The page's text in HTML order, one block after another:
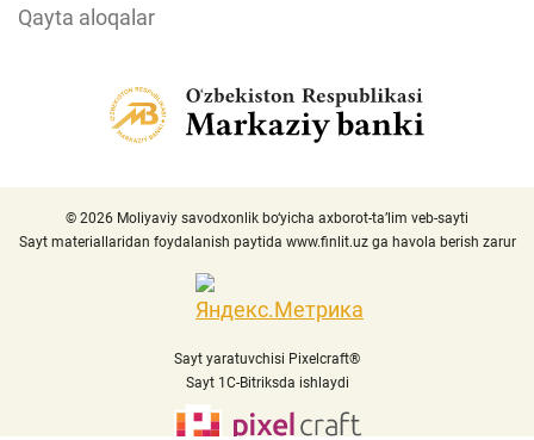
Qayta aloqalar
© 2026 Moliyaviy savodxonlik bo‘yicha axborot-ta’lim veb-sayti
Sayt materiallaridan foydalanish paytida www.finlit.uzga havola berish zarur
Sayt yaratuvchisi Pixelcraft®
Sayt 1C-Bitriksda ishlaydi